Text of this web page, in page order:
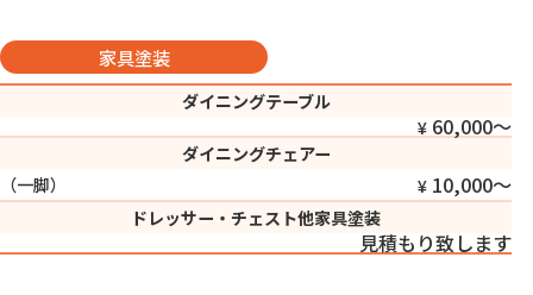
家具塗装
ダイニングテーブル
60,000〜
ダイニングチェアー
（一脚）
10,000〜
ドレッサー・チェスト他家具塗装
見積もり致します